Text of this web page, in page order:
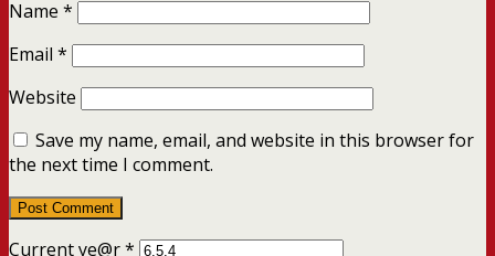
Name *
Email *
Website
Save my name, email, and website in this browser for
the next time I comment.
Current ye@r*